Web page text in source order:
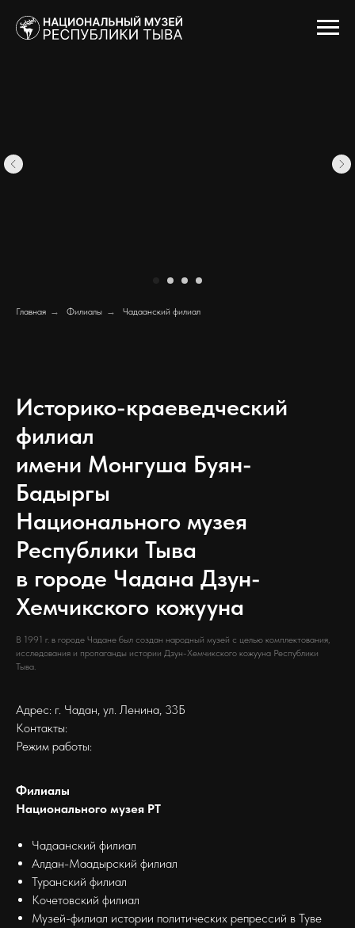
Главная → Филиалы → Чадаанский филиал
Историко-краеведческий
филиал
имени Монгуша Буян-
Бадыргы
Национального музея
Республики Тыва
в городе Чадана Дзун-
Хемчикского кожууна
В 1991 г. в городе Чадане был создан народный музей с целью комплектования,
исследования и пропаганды истории Дзун-Хемчикского кожууна Республики
Тыва.
Адрес: г. Чадан, ул. Ленина, 33Б
Контакты:
Режим работы:
Филиалы
Национального музея РТ
Чадаанский филиал
Алдан-Маадырский филиал
Туранский филиал
Кочетовский филиал
Музей-филиал истории политических репрессий в Туве